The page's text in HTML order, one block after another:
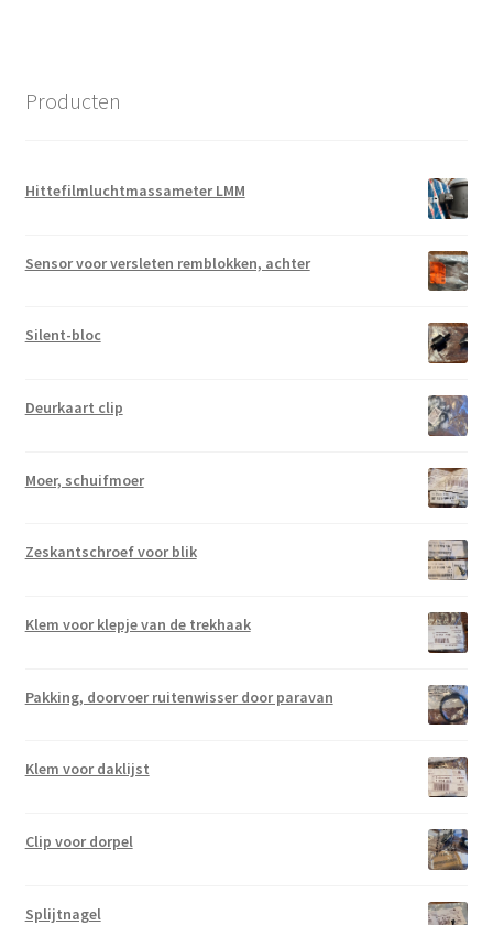
Producten
Hittefilmluchtmassameter LMM
Sensor voor versleten remblokken, achter
Silent-bloc
Deurkaart clip
Moer, schuifmoer
Zeskantschroef voor blik
Klem voor klepje van de trekhaak
Pakking, doorvoer ruitenwisser door paravan
Klem voor daklijst
Clip voor dorpel
Splijtnagel